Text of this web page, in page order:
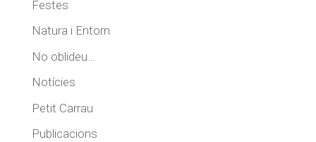
Festes
Natura i Entorn
No oblideu…
Notícies
Petit Carrau
Publicacions